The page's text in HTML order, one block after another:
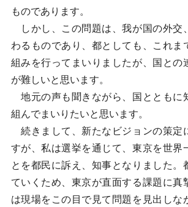
ものであります。
しかし、この問題は、我が国の外交
わるものであり、都としても、これま
組みを行ってまいりましたが、国との
が難しいと思います。
地元の声も聞きながら、国とともに
組んでまいりたいと思います。
続きまして、新たなビジョンの策定
すが、私は選挙を通じて、東京を世界
とを都民に訴え、知事となりました。
ていくため、東京が直面する課題に真
は現場をこの目で見て問題を見出しな